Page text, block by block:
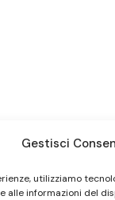
Gestisci
utilizziamo
alle informazioni del